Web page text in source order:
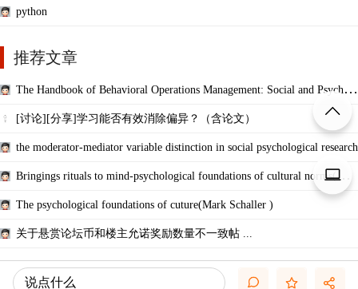
python
推荐文章
The Handbook of Behavioral Operations Management: Social and Psycholo
[讨论][分享]学习能否有效消除偏异？（含论文）
the moderator-mediator variable distinction in social psychological research
Bringings rituals to mind-psychological foundations of cultural norms(Mcc
The psychological foundations of cuture(Mark Schaller )
关于悬赏论坛币和楼主允诺奖励数量不一致帖 ...
说点什么